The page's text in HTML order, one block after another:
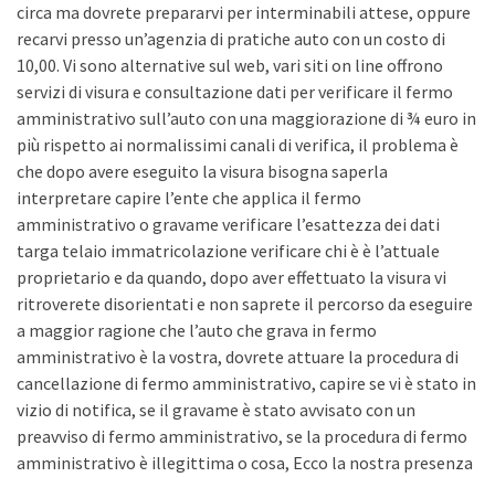
circa ma dovrete prepararvi per interminabili attese, oppure
recarvi presso un’agenzia di pratiche auto con un costo di
10,00. Vi sono alternative sul web, vari siti on line offrono
servizi di visura e consultazione dati per verificare il fermo
amministrativo sull’auto con una maggiorazione di ¾ euro in
più rispetto ai normalissimi canali di verifica, il problema è
che dopo avere eseguito la visura bisogna saperla
interpretare capire l’ente che applica il fermo
amministrativo o gravame verificare l’esattezza dei dati
targa telaio immatricolazione verificare chi è è l’attuale
proprietario e da quando, dopo aver effettuato la visura vi
ritroverete disorientati e non saprete il percorso da eseguire
a maggior ragione che l’auto che grava in fermo
amministrativo è la vostra, dovrete attuare la procedura di
cancellazione di fermo amministrativo, capire se vi è stato in
vizio di notifica, se il gravame è stato avvisato con un
preavviso di fermo amministrativo, se la procedura di fermo
amministrativo è illegittima o cosa, Ecco la nostra presenza